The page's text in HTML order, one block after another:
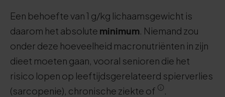
Een behoefte van 1 g/kg lichaamsgewicht is
daarom het absolute minimum. Niemand zou
onder deze hoeveelheid macronutriënten in zijn
dieet moeten gaan, vooral senioren die het
risico lopen op leeftijdsgerelateerd spierverlies
(sarcopenie), chronische ziekte of
.